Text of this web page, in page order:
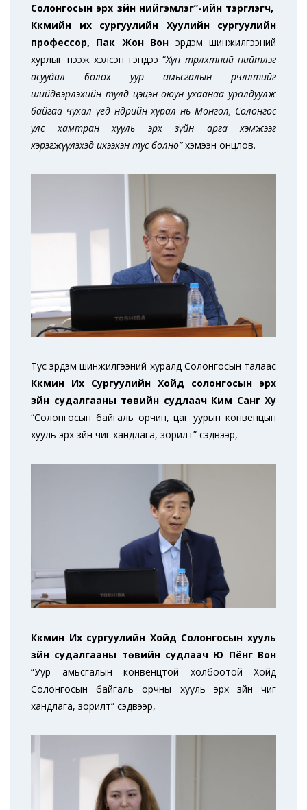
Солонгосын эрх зүйн нийгэмлэг”-ийн тэргүүлэгч,
Күкмийн их сургуулийн Хуулийн сургуулийн
профессор, Пак Жон Вон эрдэм шинжилгээний
хурлыг нээж хэлсэн үгэндээ “Хүн төрөлхтний нийтлэг
асуудал болох уур амьсгалын өөрчлөлтийг
шийдвэрлэхийн тулд цэцэн оюун ухаанаа уралдуулж
байгаа чухал үед өнөөдрийн хурал нь Монгол, Солонгос
улс хамтран хууль эрх зүйн арга хэмжээг
хэрэгжүүлэхэд ихээхэн тус болно”хэмээн онцлов.
Тус эрдэм шинжилгээний хуралд Солонгосын талаас
Күкмин Их Сургуулийн Хойд солонгосын эрх
зүйн судалгааны төвийн судлаач Ким Санг Ху
“Солонгосын байгаль орчин, цаг уурын конвенцын
хууль эрх зүйн чиг хандлага, зорилт” сэдвээр,
Күкмин Их сургуулийн Хойд Солонгосын хууль
зүйн судалгааны төвийн судлаач Юү Пёнг Вон
“Уур амьсгалын конвенцтой холбоотой Хойд
Солонгосын байгаль орчны хууль эрх зүйн чиг
хандлага, зорилт” сэдвээр,